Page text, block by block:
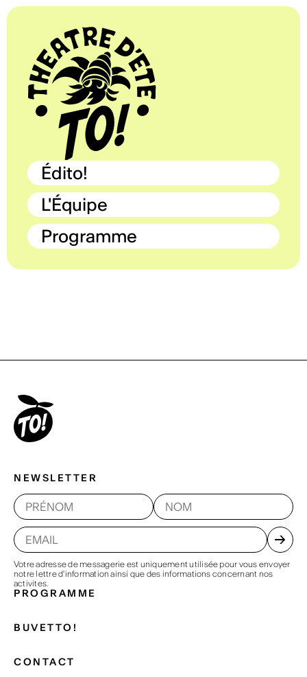
Édito!
L'Équipe
Programme
NEWSLETTER
Votre adresse de messagerie est uniquement utilisée pour vous envoyer
notre lettre d'information ainsi que des informations concernant nos
activites.
PROGRAMME
BUVETTO!
CONTACT